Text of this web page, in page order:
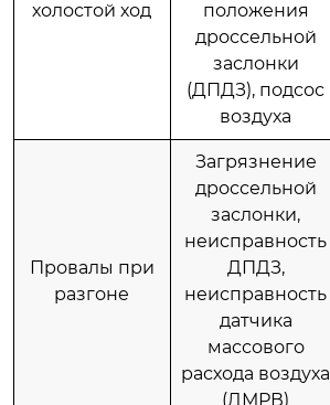
холостой ход
положения
дроссельной
заслонки
(ДПДЗ), подсос
воздуха
Провалы при
разгоне
Загрязнение
дроссельной
заслонки,
неисправность
ДПДЗ,
неисправность
датчика
массового
расхода воздуха
(ДМРВ)